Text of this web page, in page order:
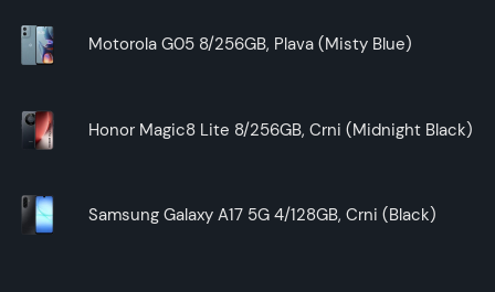
Motorola G05 8/256GB, Plava (Misty Blue)
Honor Magic8 Lite 8/256GB, Crni (Midnight Black)
Samsung Galaxy A17 5G 4/128GB, Crni (Black)